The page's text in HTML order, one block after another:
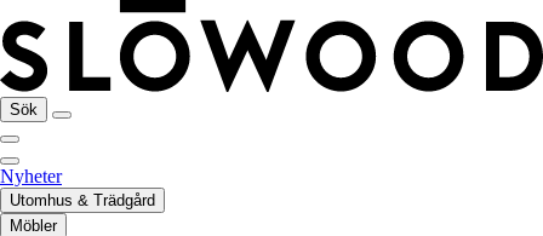
Sök
Nyheter
Utomhus & Trädgård
Möbler